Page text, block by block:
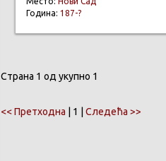
Година: 187-?
Страна 1 од укупно 1
<< Претходна | 1 | Следећа >>